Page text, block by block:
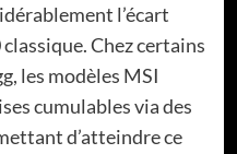
l’écart
Chez certains
les modèles MSI
cumulables via des
d’atteindre ce